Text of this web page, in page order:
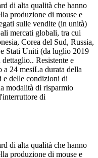
di alta qualità che hanno
produzione di mouse e
sulle vendite (in unità)
mercati globali, tra cui
Corea del Sud, Russia,
Stati Uniti (da luglio 2019
Resistente e
24 mesiLa durata della
e delle condizioni di
modalità di risparmio
di
di alta qualità che hanno
produzione di mouse e